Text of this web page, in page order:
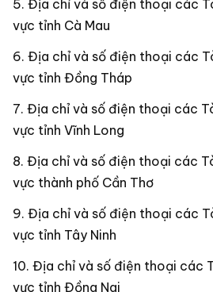
Địa chỉ và số điện thoại các
vực tỉnh Cà Mau
Địa chỉ và số điện thoại các
vực tỉnh Đồng Tháp
Địa chỉ và số điện thoại các
vực tỉnh Vĩnh Long
Địa chỉ và số điện thoại các
vực thành phố Cần Thơ
Địa chỉ và số điện thoại các
vực tỉnh Tây Ninh
Địa chỉ và số điện thoại các
vực tỉnh Đồng Nai